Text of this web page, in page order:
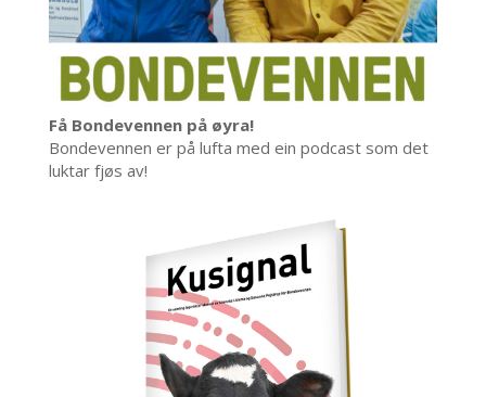
Få Bondevennen på øyra!
Bondevennen er på lufta med ein podcast som det
luktar fjøs av!